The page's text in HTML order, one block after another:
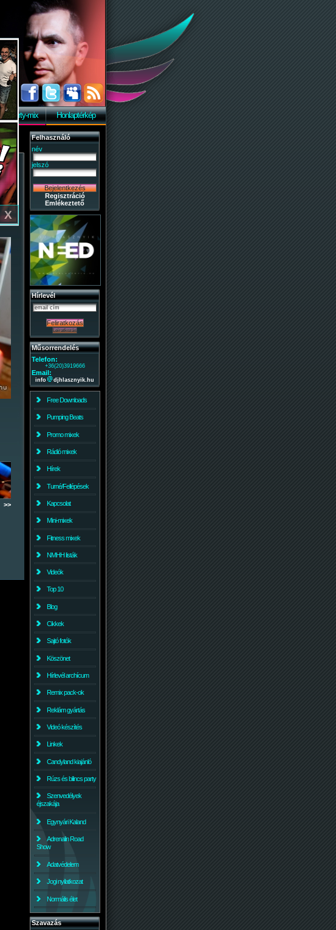
X
Party-mix Honlaptérkép
>>
Felhasználó
név
jelszó
Regisztráció
Emlékeztető
Hírlevél
Műsorrendelés
Telefon:
+36(20)3919666
Email:
info djhlasznyik.hu
Free Downloads
Pumping Beats
Promo mixek
Rádió mixek
Hírek
Turné/Fellépések
Kapcsolat
Mini-mixek
Fitness mixek
NMHH listák
Videók
Top 10
Blog
Cikkek
Sajtó fotók
Köszönet
Hírlevél archícum
Remix pack-ok
Reklám gyártás
Videó készítés
Linkek
Candyland kiajánló
Rúzs és bilincs party
Szenvedélyek
éjszakája
Egynyári Kaland
Adrenalin Road
Show
Adatvédelem
Jogi nyilatkozat
Normális élet
Szavazás